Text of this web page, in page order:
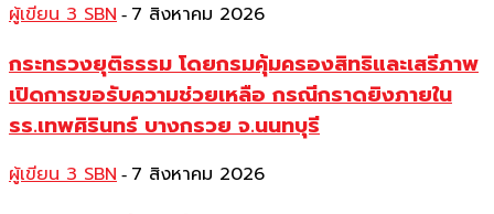
ผู้เขียน 3 SBN - 7 สิงหาคม 2026
กระทรวงยุติธรรม โดยกรมคุ้มครองสิทธิและเสรีภาพ
เปิดการขอรับความช่วยเหลือ กรณีกราดยิงภายใน
รร.เทพศิรินทร์ บางกรวย จ.นนทบุรี
ผู้เขียน 3 SBN - 7 สิงหาคม 2026